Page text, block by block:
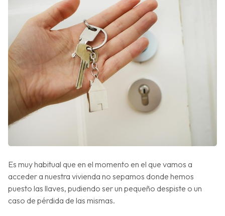
Es muy habitual que en el momento en el que vamos a
acceder a nuestra vivienda no sepamos donde hemos
puesto las llaves, pudiendo ser un pequeño despiste o un
caso de pérdida de las mismas.